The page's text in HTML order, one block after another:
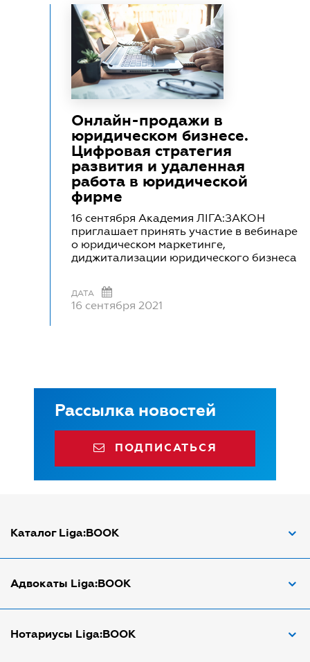
Онлайн-продажи в
юридическом бизнесе.
Цифровая стратегия
развития и удаленная
работа в юридической
фирме
16 сентября Академия ЛІГА:ЗАКОН
приглашает принять участие в вебинаре
о юридическом маркетинге,
диджитализации юридического бизнеса
ДАТА
16 сентября 2021
Рассылка новостей
ПОДПИСАТЬСЯ
Каталог Liga:BOOK
Адвокат по трудовым спорам
Арбитражный управляющий
Адвокаты Liga:BOOK
Адвокаты в Днепре
Нотариусы Liga:BOOK